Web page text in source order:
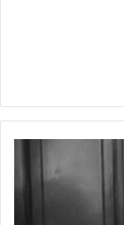
MUCHA